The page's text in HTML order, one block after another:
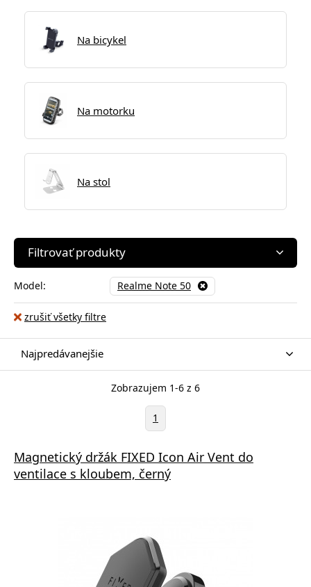
Na bicykel
Na motorku
Na stol
Filtrovať produkty
Model: Realme Note 50
zrušiť všetky filtre
Najpredávanejšie
Zobrazujem 1-6 z 6
1
Magnetický držák FIXED Icon Air Vent do
ventilace s kloubem, černý